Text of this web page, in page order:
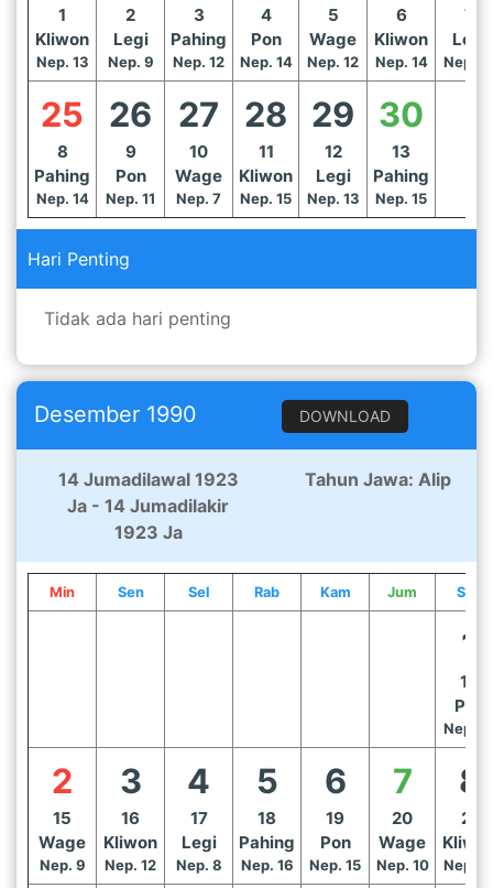
1
Kliwon
Nep. 13
2
Legi
Nep. 9
3
Pahing
Nep. 12
4
Pon
Nep. 14
5
Wage
Nep. 12
6
Kliwon
Nep. 14
7
Legi
Nep.
25
8
Pahing
Nep. 14
26
9
Pon
Nep. 11
27
10
Wage
Nep. 7
28
11
Kliwon
Nep. 15
29
12
Legi
Nep. 13
30
13
Pahing
Nep. 15
Hari Penting
Tidak ada hari penting
Desember 1990 DOWNLOAD
14 Jumadilawal 1923
Ja - 14 Jumadilakir
1923 Ja
Tahun Jawa: Alip
Min Sen Sel Rab Kam Jum Sab
1
14
Pon
Nep.
2
15
Wage
Nep. 9
3
16
Kliwon
Nep. 12
4
17
Legi
Nep. 8
5
18
Pahing
Nep. 16
6
19
Pon
Nep. 15
7
20
Wage
Nep. 10
8
21
Nep.